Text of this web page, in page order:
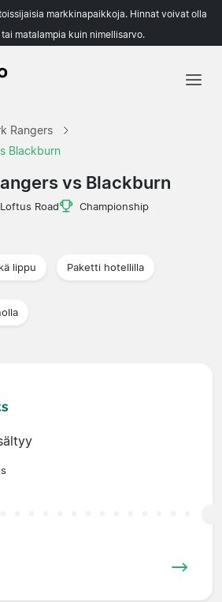
markkinapaikkoja. Hinnat voivat olla
matalampia kuin nimellisarvo.
Joukkueet
Matkatoimistoja
Rangers
Blackburn
vs Blackburn
Loftus Road
Championship
lippu Paketti hotellilla